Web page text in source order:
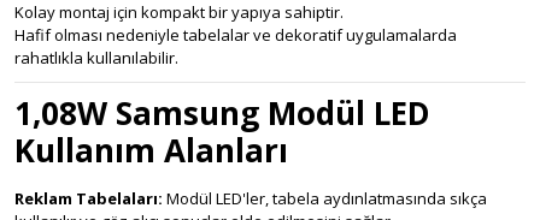
Kolay montaj için kompakt bir yapıya sahiptir.
Hafif olması nedeniyle tabelalar ve dekoratif uygulamalarda
rahatlıkla kullanılabilir.
1,08W Samsung Modül LED
Kullanım Alanları
Reklam Tabelaları: Modül LED'ler, tabela aydınlatmasında sıkça